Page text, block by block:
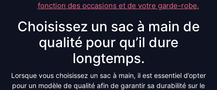
fonction des occasions et de votre garde-robe.
Choisissez un sac à main de
qualité pour qu’il dure
longtemps.
Lorsque vous choisissez un sac à main, il est essentiel d’opter
pour un modèle de qualité afin de garantir sa durabilité sur le